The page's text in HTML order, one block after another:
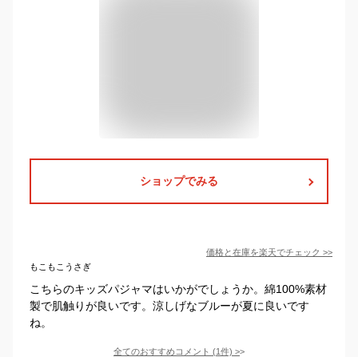
ショップでみる
価格と在庫を楽天でチェック >>
もこもこうさぎ
こちらのキッズパジャマはいかがでしょうか。綿100%素材
製で肌触りが良いです。涼しげなブルーが夏に良いです
ね。
全てのおすすめコメント (1件) >